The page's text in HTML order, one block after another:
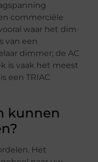
commerciële
waar het dim
van een
dimmer; de AC
is vaak het meest
een TRIAC
kunnen
Het